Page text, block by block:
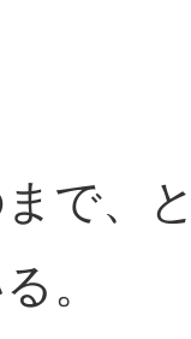
で、
。